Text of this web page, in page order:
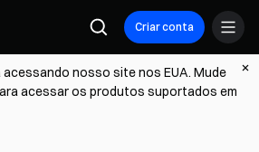
Criar conta
nosso site nos EUA. Mude
acessar os produtos suportados em